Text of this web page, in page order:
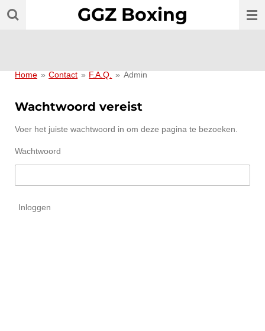
Ga
GGZ Boxing
Home » Contact » F.A.Q. » Admin
Wachtwoord vereist
Voer het juiste wachtwoord in om deze pagina te bezoeken.
Wachtwoord
Inloggen